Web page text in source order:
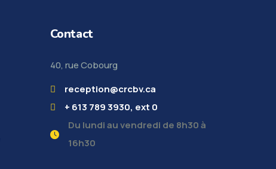
Contact
40, rue Cobourg
reception@crcbv.ca
+ 613 789 3930, ext 0
Du lundi au vendredi de 8h30 à
16h30